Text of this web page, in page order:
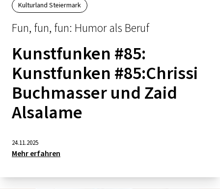
Kulturland Steiermark
Fun, fun, fun: Humor als Beruf
Kunstfunken #85:
Kunstfunken #85:Chrissi
Buchmasser und Zaid
Alsalame
24.11.2025
Mehr erfahren